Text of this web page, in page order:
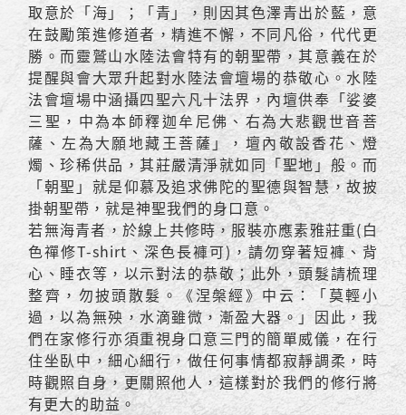
取意於「海」；「青」，則因其色澤青出於藍，意
在鼓勵策進修道者，精進不懈，不同凡俗，代代更
勝。而靈鷲山水陸法會特有的朝聖帶，其意義在於
提醒與會大眾升起對水陸法會壇場的恭敬心。水陸
法會壇場中涵攝四聖六凡十法界，內壇供奉「娑婆
三聖，中為本師釋迦牟尼佛、右為大悲觀世音菩
薩、左為大願地藏王菩薩」，壇內敬設香花、燈
燭、珍稀供品，其莊嚴清淨就如同「聖地」般。而
「朝聖」就是仰慕及追求佛陀的聖德與智慧，故披
掛朝聖帶，就是神聖我們的身口意。
若無海青者，於線上共修時，服裝亦應素雅莊重(白
色禪修T-shirt、深色長褲可)，請勿穿著短褲、背
心、睡衣等，以示對法的恭敬；此外，頭髮請梳理
整齊，勿披頭散髮。《涅槃經》中云：「莫輕小
過，以為無殃，水滴雖微，漸盈大器。」因此，我
們在家修行亦須重視身口意三門的簡單威儀，在行
住坐臥中，細心細行，做任何事情都寂靜調柔，時
時觀照自身，更關照他人，這樣對於我們的修行將
有更大的助益。